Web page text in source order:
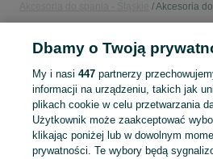
Akcesoria
POLSKA » ŚLĄSKIE » CZELADŹ
KATEGORIA
Dbamy o Twoją
My i nasi 447partnerzy
informacji na urządzeniu, takich jak
plikach cookie w celu przetwarzania
Użytkownik może zaakceptować
klikając poniżej lub w dowolnym
prywatności. Te wybory będą